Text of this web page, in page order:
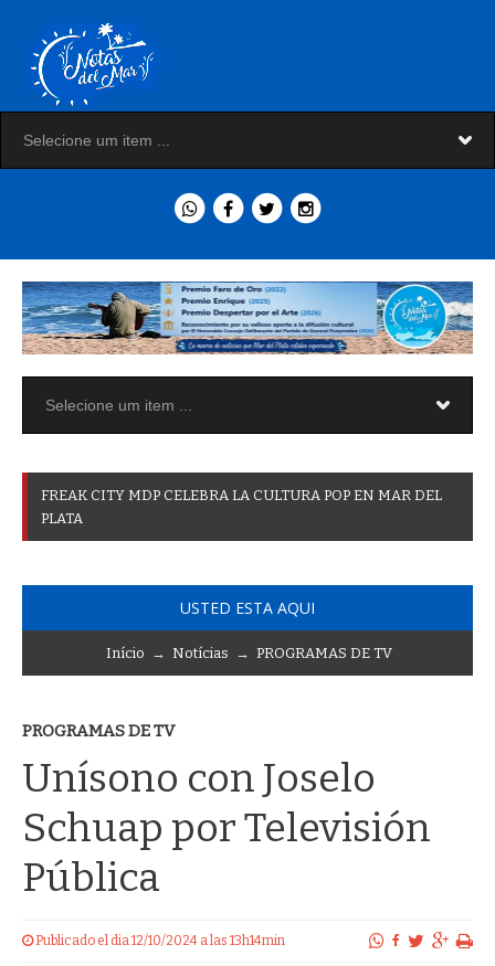
FREAK CITY MDP CELEBRA LA CULTURA POP EN MAR DEL
PLATA
USTED ESTA AQUI
Início → Notícias → PROGRAMAS DE TV
PROGRAMAS DE TV
Unísono con Joselo
Schuap por Televisión
Pública
Publicado el dia 12/10/2024 a las 13h14min